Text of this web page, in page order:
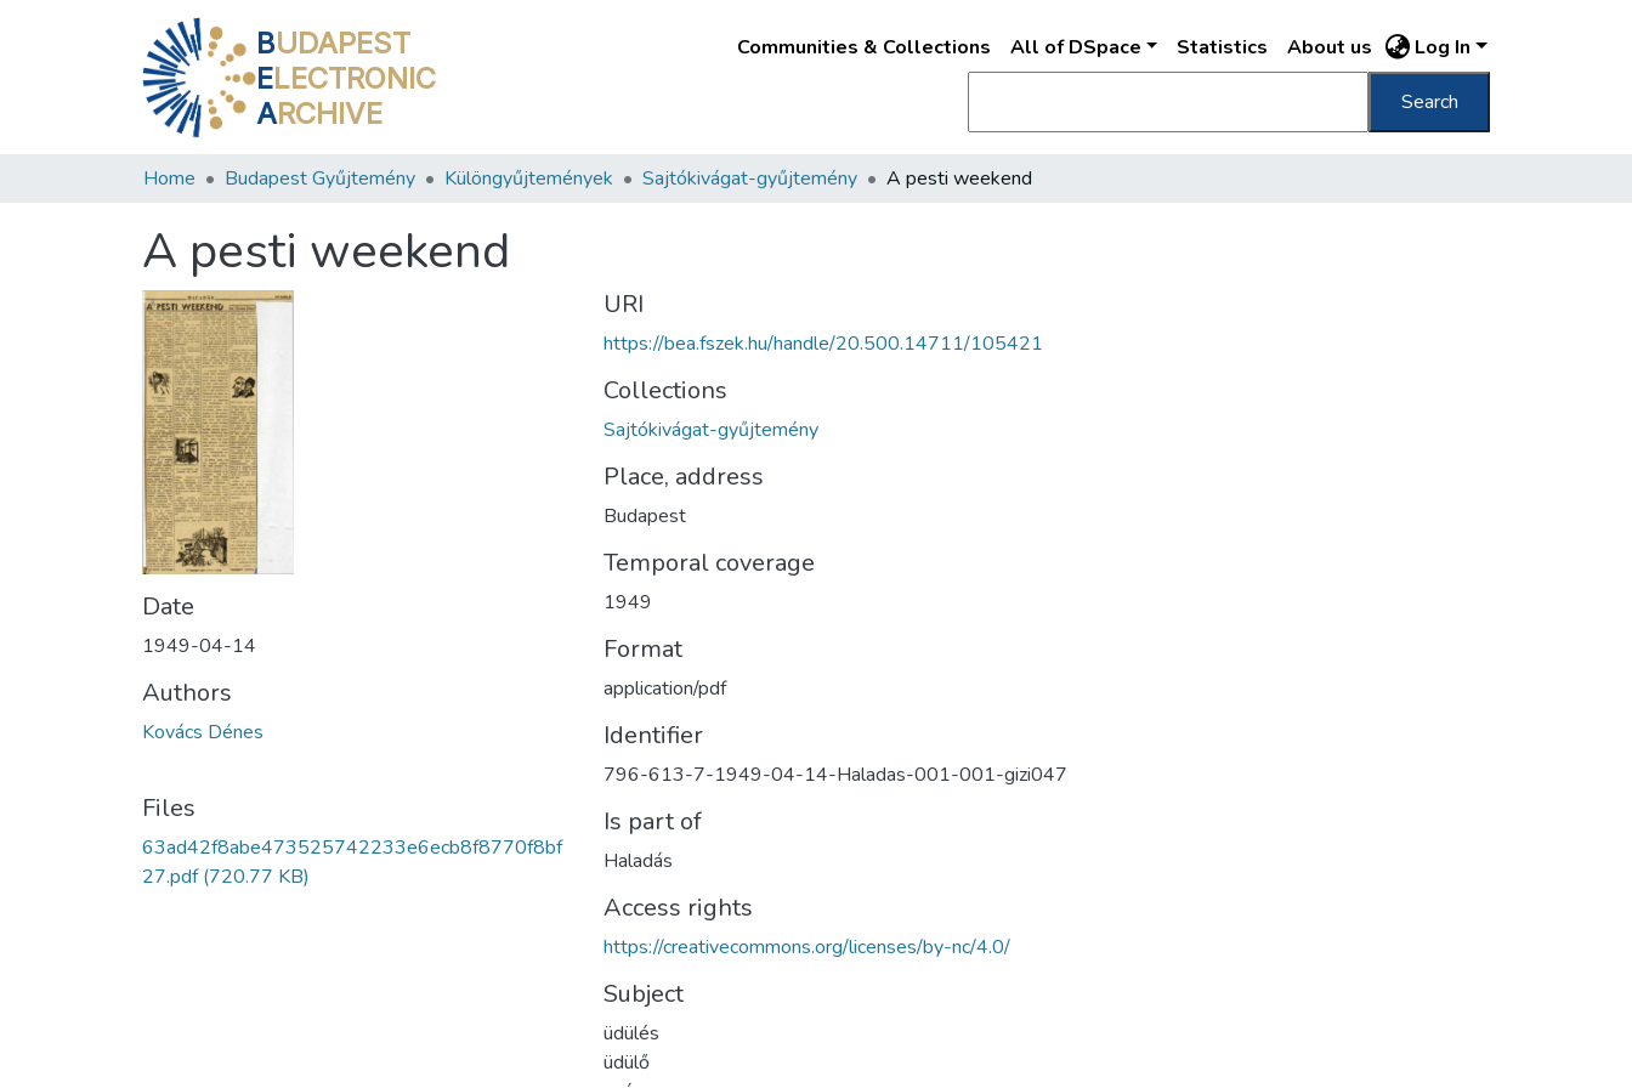
BUDAPEST
ELECTRONIC
ARCHIVE
Communities & Collections All of DSpace Statistics About us Log In
Search
Home Budapest Gyűjtemény Különgyűjtemények Sajtókivágat-gyűjtemény A pesti weekend
A pesti weekend
Date
1949-04-14
Authors
Kovács Dénes
Files
63ad42f8abe473525742233e6ecb8f8770f8bf
27.pdf(720.77 KB)
URI
https://bea.fszek.hu/handle/20.500.14711/105421
Collections
Sajtókivágat-gyűjtemény
Place, address
Budapest
Temporal coverage
1949
Format
application/pdf
Identifier
796-613-7-1949-04-14-Haladas-001-001-gizi047
Is part of
Haladás
Access rights
https://creativecommons.org/licenses/by-nc/4.0/
Subject
üdülés
üdülő